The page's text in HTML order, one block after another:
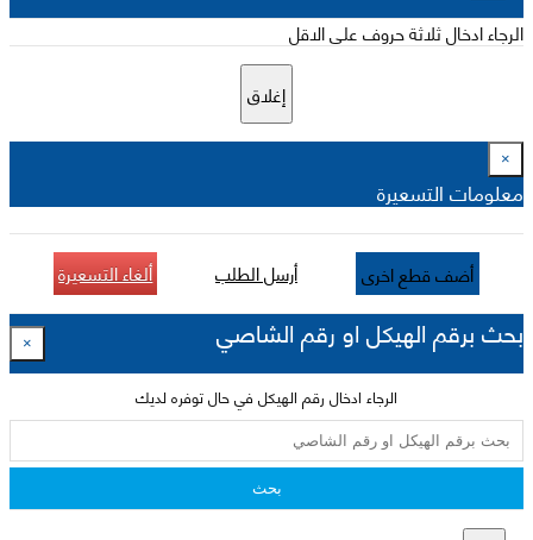
الرجاء ادخال ثلاثة حروف على الاقل
إغلاق
×
معلومات التسعيرة
أضف قطع اخرى أرسل الطلب ألغاء التسعيرة
بحث برقم الهيكل او رقم الشاصي ×
الرجاء ادخال رقم الهيكل في حال توفره لديك
بحث